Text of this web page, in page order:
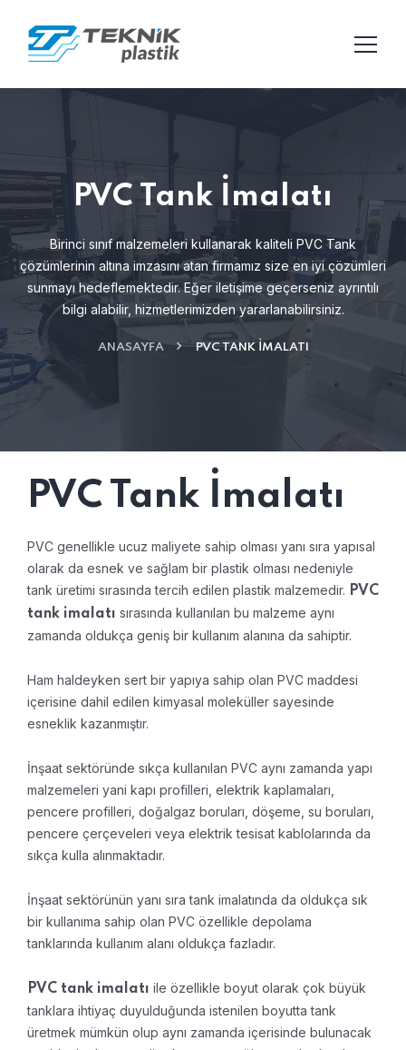
PVC Tank İmalatı
Birinci sınıf malzemeleri kullanarak kaliteli PVC Tank
çözümlerinin altına imzasını atanfirmamız size en iyi çözümleri
sunmayı hedeflemektedir. Eğer iletişime geçerseniz ayrıntılı
bilgi alabilir, hizmetlerimizden yararlanabilirsiniz.
ANASAYFA PVC TANK İMALATI
PVC Tank İmalatı
PVC genellikle ucuz maliyete sahip olması yanı sıra yapısal
olarak da esnek ve sağlam bir plastik olması nedeniyle
tank üretimi sırasında tercih edilen plastik malzemedir. PVC
tank imalatı sırasında kullanılan bu malzeme aynı
zamanda oldukça geniş bir kullanım alanına da sahiptir.
Ham haldeyken sert bir yapıya sahip olan PVC maddesi
içerisine dahil edilen kimyasal moleküller sayesinde
esneklik kazanmıştır.
İnşaat sektöründe sıkça kullanılan PVC aynı zamanda yapı
malzemeleri yani kapı profilleri, elektrik kaplamaları,
pencere profilleri, doğalgaz boruları, döşeme, su boruları,
pencere çerçeveleri veya elektrik tesisat kablolarında da
sıkça kulla alınmaktadır.
İnşaat sektörünün yanı sıra tank imalatında da oldukça sık
bir kullanıma sahip olan PVC özellikle depolama
tanklarında kullanım alanı oldukça fazladır.
PVC tank imalatı ile özellikle boyut olarak çok büyük
tanklara ihtiyaç duyulduğunda istenilen boyutta tank
üretmek mümkün olup aynı zamanda içerisinde bulunacak